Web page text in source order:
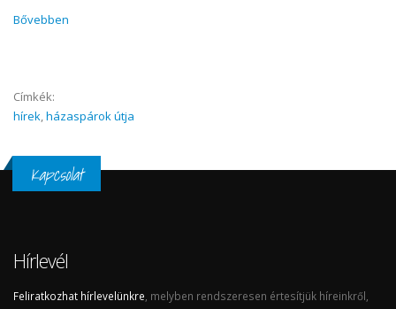
Bővebben
Címkék:
hírek,házaspárok útja
Kapcsolat
Hírlevél
Feliratkozhat hírlevelünkre , melyben rendszeresen értesítjük híreinkről,